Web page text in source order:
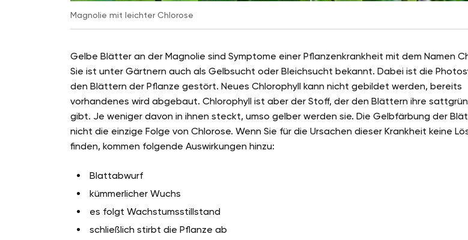
Magnolie mit leichter Chlorose
Gelbe Blätter an der Magnolie sind Symptome einer Pflanzenkrankheit mit dem Namen
Sie ist unter Gärtnern auch als Gelbsucht oder Bleichsucht bekannt. Dabei ist die
den Blättern der Pflanze gestört. Neues Chlorophyll kann nicht gebildet werden, bereits
vorhandenes wird abgebaut. Chlorophyll ist aber der Stoff, der den Blättern ihre
gibt. Je weniger davon in ihnen steckt, umso gelber werden sie. Die Gelbfärbung der
nicht die einzige Folge von Chlorose. Wenn Sie für die Ursachen dieser Krankheit keine
finden, kommen folgende Auswirkungen hinzu:
Blattabwurf
kümmerlicher Wuchs
es folgt Wachstumsstillstand
schließlich stirbt die Pflanze ab